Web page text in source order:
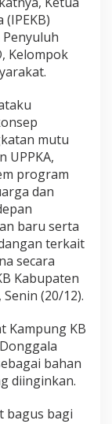
Kelompok
mutu
UPPKA,
program
dan
baru serta
terkait
secara
Kabupaten
(20/12).
Kampung KB
bahan
diinginkan.
bagus bagi